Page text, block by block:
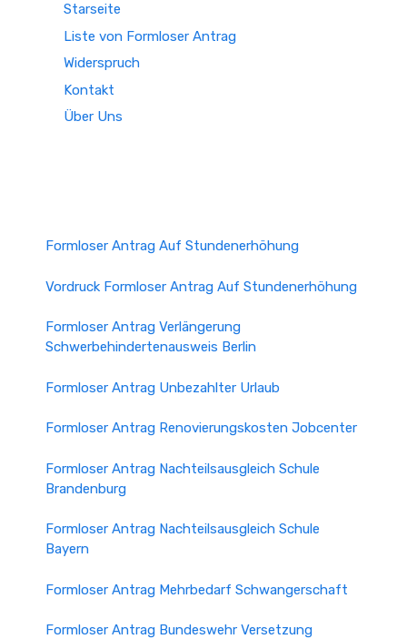
Starseite
Liste von Formloser Antrag
Widerspruch
Kontakt
Über Uns
Formloser Antrag Auf Stundenerhöhung
Vordruck Formloser Antrag Auf Stundenerhöhung
Formloser Antrag Verlängerung
Schwerbehindertenausweis Berlin
Formloser Antrag Unbezahlter Urlaub
Formloser Antrag Renovierungskosten Jobcenter
Formloser Antrag Nachteilsausgleich Schule
Brandenburg
Formloser Antrag Nachteilsausgleich Schule
Bayern
Formloser Antrag Mehrbedarf Schwangerschaft
Formloser Antrag Bundeswehr Versetzung